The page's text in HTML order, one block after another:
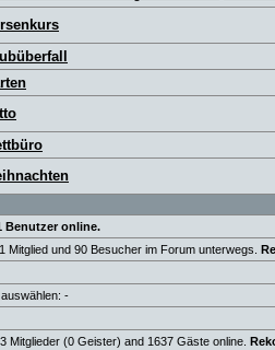
Benutzer online.
Mitglied und 90 Besucher im Forum unterwegs.
-
Mitglieder (0 Geister) and 1637 Gäste online.